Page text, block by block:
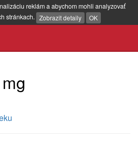
reklám a abychom mohli analyzovať
stránkach. Zobrazit detaily OK